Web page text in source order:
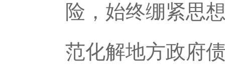
险，始终绷紧思
范化解地方政府